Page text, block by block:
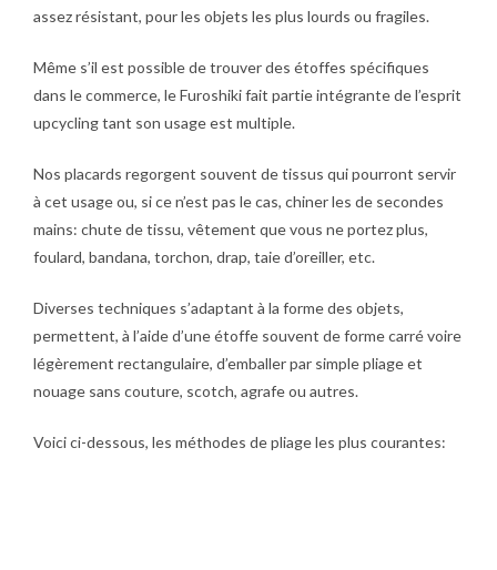
assez résistant, pour les objets les plus lourds ou fragiles.
Même s’il est possible de trouver des étoffes spécifiques
dans le commerce, le Furoshiki fait partie intégrante de l’esprit
upcycling tant son usage est multiple.
Nos placards regorgent souvent de tissus qui pourront servir
à cet usage ou, si ce n’est pas le cas, chiner les de secondes
mains: chute de tissu, vêtement que vous ne portez plus,
foulard, bandana, torchon, drap, taie d’oreiller, etc.
Diverses techniques s’adaptant à la forme des objets,
permettent, à l’aide d’une étoffe souvent de forme carré voire
légèrement rectangulaire, d’emballer par simple pliage et
nouage sans couture, scotch, agrafe ou autres.
Voici ci-dessous, les méthodes de pliage les plus courantes: